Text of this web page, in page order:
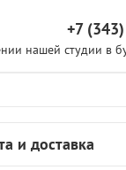
+7
нашей студии в
и доставка